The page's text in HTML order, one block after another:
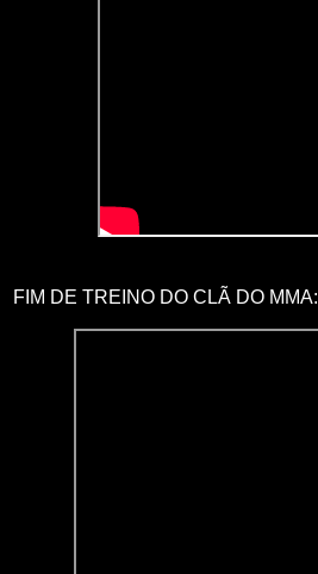
FIM DE TREINO DO CLÃ DO MMA: